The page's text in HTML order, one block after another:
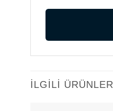
İLGILI ÜRÜNLER